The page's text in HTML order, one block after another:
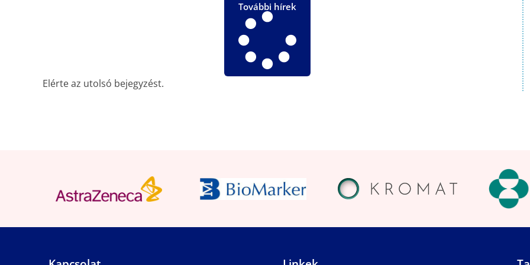
További hírek
Elérte az utolsó bejegyzést.